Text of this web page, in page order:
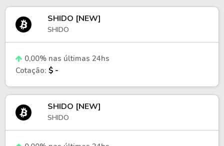
SHIDO [NEW]
SHIDO
0,00% nas últimas 24hs
Cotação: $ -
SHIDO [NEW]
SHIDO